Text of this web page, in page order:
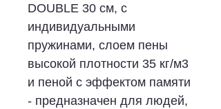
DOUBLE 30 см, с
индивидуальными
пружинами, слоем пены
высокой плотности 35 кг/м3
и пеной с эффектом памяти
- предназначен для людей,